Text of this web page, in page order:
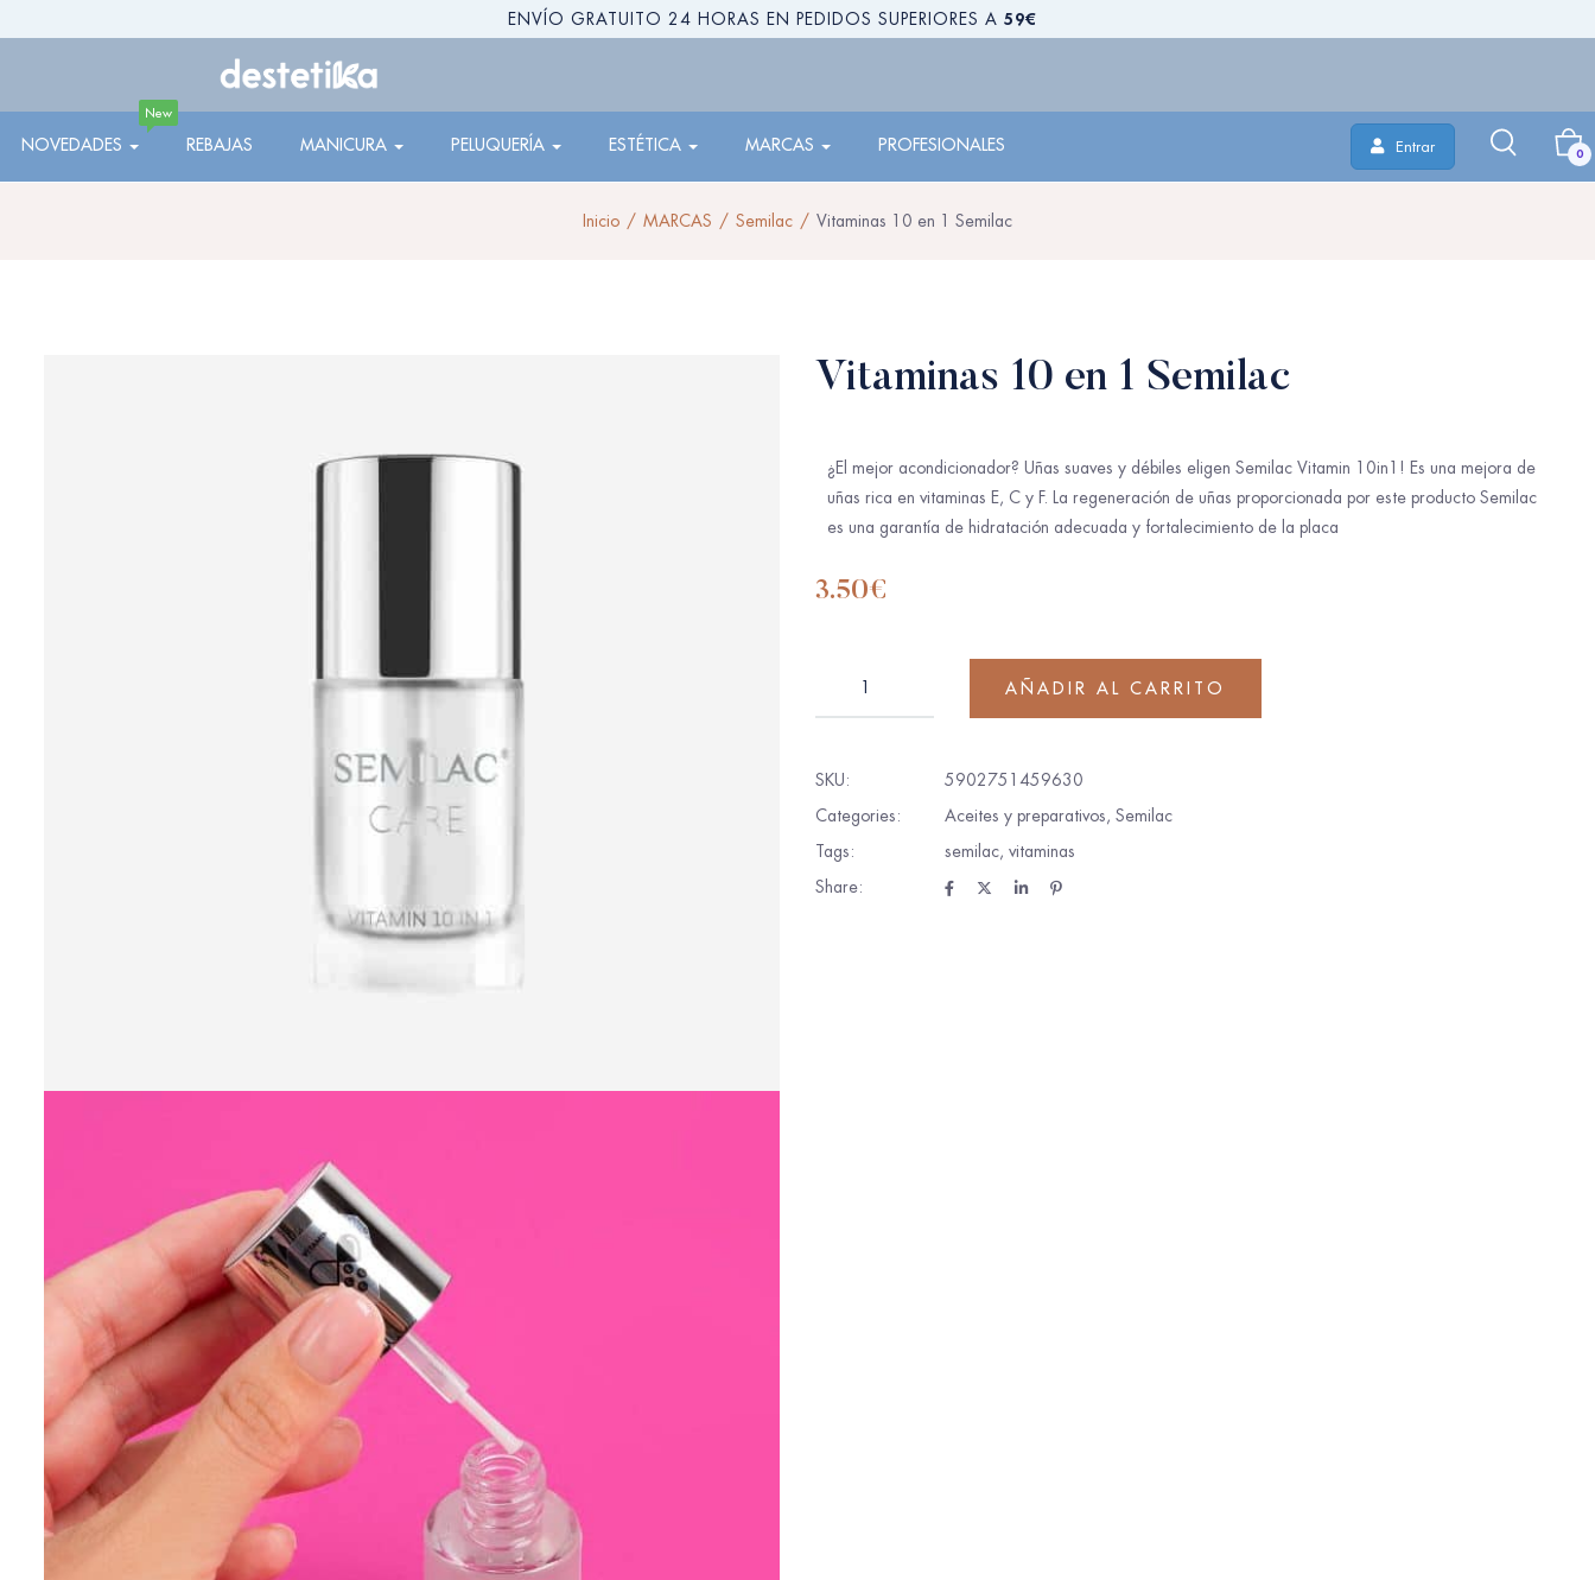
ENVÍO GRATUITO 24 HORAS EN PEDIDOS SUPERIORES A 59€
NOVEDADES
New
REBAJAS MANICURA PELUQUERÍA ESTÉTICA MARCAS PROFESIONALES Entrar 0
Inicio MARCAS Semilac Vitaminas 10 en 1 Semilac
Vitaminas 10 en 1 Semilac
¿El mejor acondicionador? Uñas suaves y débiles eligen Semilac Vitamin 10in1! Es una mejora de
uñas rica en vitaminas E, C y F. La regeneración de uñas proporcionada por este producto Semilac
es una garantía de hidratación adecuada y fortalecimiento de la placa
3.50€
AÑADIR AL CARRITO
SKU:
5902751459630
Categories:
Aceites y preparativos, Semilac
Tags:
semilac, vitaminas
Share: